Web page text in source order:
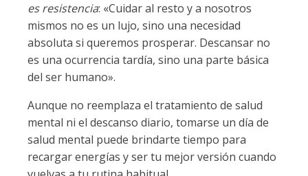
es resistencia: «Cuidar al resto y a nosotros
mismos no es un lujo, sino una necesidad
absoluta si queremos prosperar. Descansar no
es una ocurrencia tardía, sino una parte básica
del ser humano».
Aunque no reemplaza el tratamiento de salud
mental ni el descanso diario, tomarse un día de
salud mental puede brindarte tiempo para
recargar energías y ser tu mejor versión cuando